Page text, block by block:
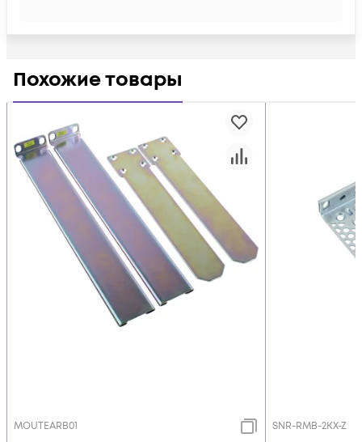
Похожие товары
MOUTEARB01 SNR-RMB-2KX-Z